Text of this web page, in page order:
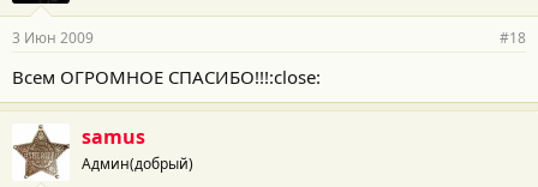
3 Июн 2009 #18
Всем ОГРОМНОЕ СПАСИБО!!!:close:
samus
Админ(добрый)